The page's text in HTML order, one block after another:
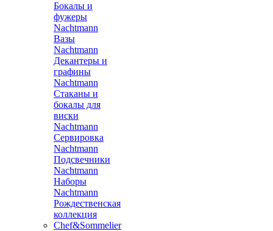
Бокалы и
фужеры
Nachtmann
Вазы
Nachtmann
Декантеры и
графины
Nachtmann
Стаканы и
бокалы для
виски
Nachtmann
Сервировка
Nachtmann
Подсвечники
Nachtmann
Наборы
Nachtmann
Рождественская
коллекция
Chef&Sommelier